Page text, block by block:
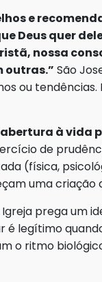
e
Deus quer
nossa
outras.” São
ou
abertura à vida
de
(física,
uma criação
prega um
é legítimo
o ritmo